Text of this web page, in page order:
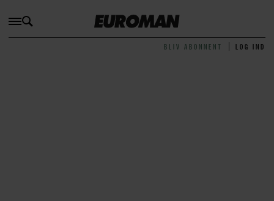
BLIV ABONNENT LOG IND